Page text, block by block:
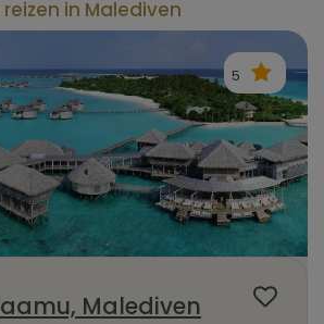
in Malediven
5
Malediven